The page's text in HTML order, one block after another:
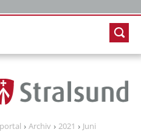
Archiv 2021 Juni